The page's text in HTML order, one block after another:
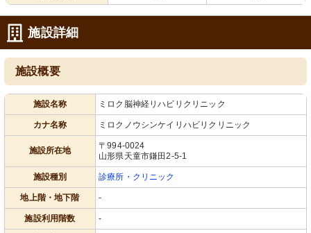
施設詳細
施設概要
施設名称 ミロク脳神経リハビリクリニック
カナ名称 ミロクノウシンケイリハビリクリニック
施設所在地
〒994-0024
山形県天童市鎌田2-5-1
施設種別 診療所・クリニック
地上階・地下階 -
施設利用階数 -